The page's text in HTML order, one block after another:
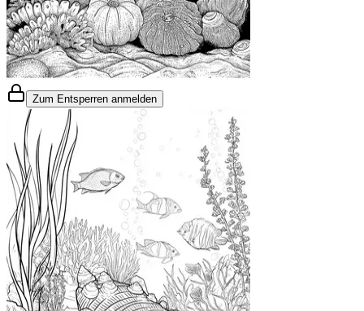
Zum Entsperren anmelden